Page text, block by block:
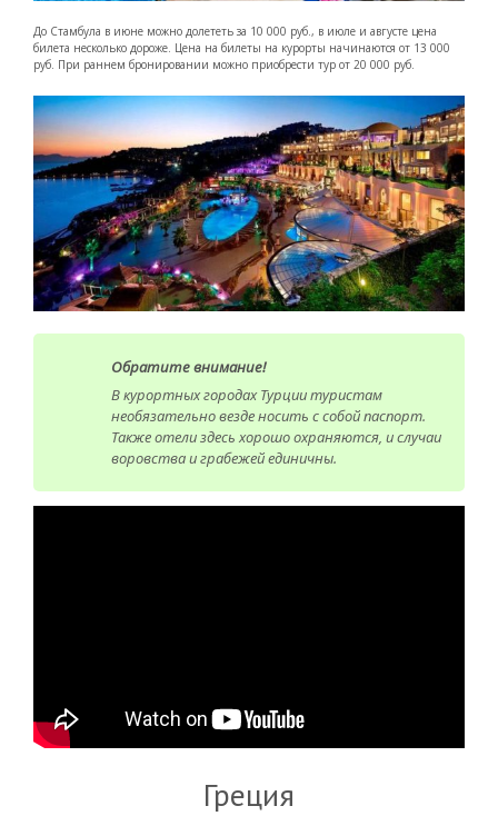
До Стамбула в июне можно долететь за 10 000 руб., в июле и августе цена
билета несколько дороже. Цена на билеты на курорты начинаются от 13 000
руб. При раннем бронировании можно приобрести тур от 20 000 руб.
Обратите внимание!
В курортных городах Турции туристам
необязательно везде носить с собой паспорт.
Также отели здесь хорошо охраняются, и случаи
воровства и грабежей единичны.
Греция